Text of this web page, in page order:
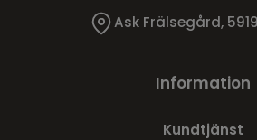
Ask Frälsegård,
Information
Kundtjänst